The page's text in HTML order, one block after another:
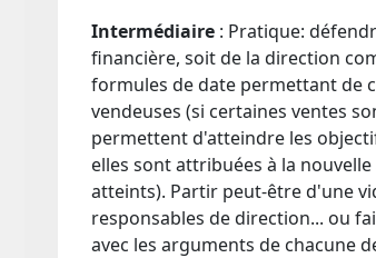
Intermédiaire : Pratique:
financière, soit de la direction
formules de date permettant de
vendeuses (si certaines ventes
permettent d'atteindre les
elles sont attribuées à la
atteints). Partir peut-être d'une
responsables de direction... ou
avec les arguments de chacune